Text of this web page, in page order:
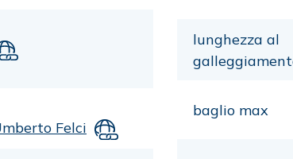
Felci
lunghezza al
baglio max